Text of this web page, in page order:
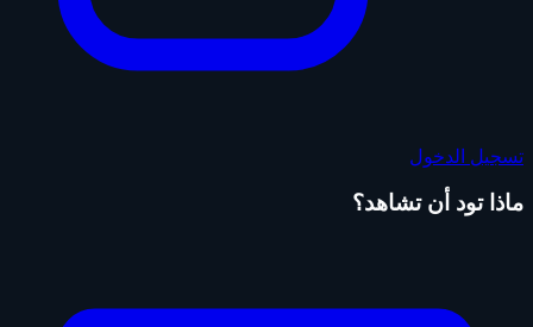
تسجيل الدخول
ماذا تود أن تشاهد؟